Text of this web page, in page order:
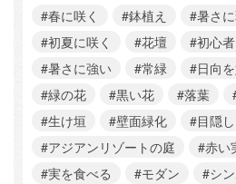
#春に咲く
#鉢植え #暑さ
#初夏に咲く
#花壇
#初心
#暑さに強い
#常緑 #日向
#緑の花
#黒い花 #落葉
#生け垣
#壁面緑化
#目隠
#アジアンリゾートの庭
#赤い
#実を食べる
#モダン
#シ